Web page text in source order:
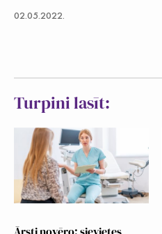
02.05.2022.
Turpini lasīt: